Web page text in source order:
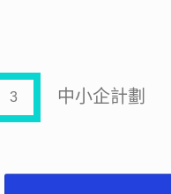
3 中小企計劃